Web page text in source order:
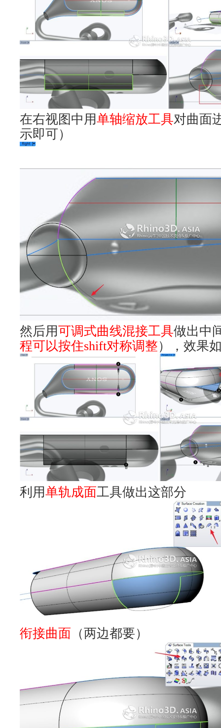
在右视图中用单轴缩放工具对曲面
示即可）
然后用可调式曲线混接工具做出中
程可以按住shift对称调整），效果
利用单轨成面工具做出这部分
衔接曲面 （两边都要）